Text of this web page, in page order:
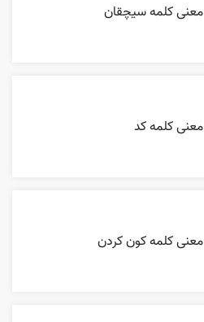
معنی کلمه سیچقان
معنی کلمه کد
معنی کلمه کون کردن